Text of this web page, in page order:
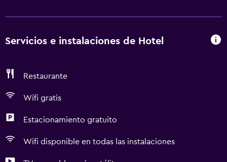
Servicios e instalaciones de Hotel
Restaurante
Wifi gratis
Estacionamiento gratuito
Wifi disponible en todas las instalaciones